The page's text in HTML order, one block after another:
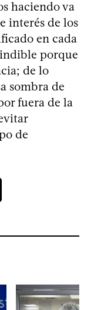
haciendo va
interés de los
en cada
porque
de lo
sombra de
fuera de la
de